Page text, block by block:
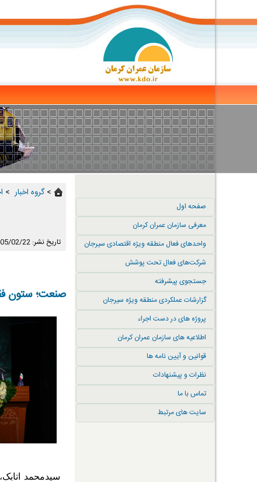
صفحه اول
معرفی سازمان عمران کرمان
واحدهای فعال منطقه ویژه اقتصادی سیرجان
شرکت‌های فعال تحت پوشش
جستجوی پیشرفته
گزارشات عملکردی منطقه ویژه سیرجان
پروژه های در دست اجراء
اطلاعیه های سازمان عمران کرمان
قوانین و آیین نامه ها
نظرات و پیشنهادات
تماس با ما
سایت های مرتبط
>گروه اخبار ‏ >
تاریخ نشر: 1405/02/22
صنعت؛ ستون
سیدمحمد اتابک،